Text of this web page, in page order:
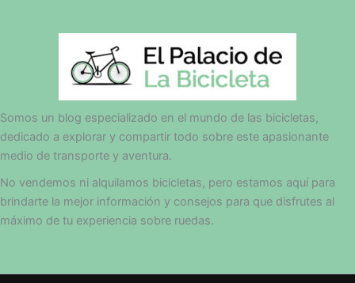
Somos un blog especializado en el mundo de las bicicletas,
dedicado a explorar y compartir todo sobre este apasionante
medio de transporte y aventura.
No vendemos ni alquilamos bicicletas, pero estamos aquí para
brindarte la mejor información y consejos para que disfrutes al
máximo de tu experiencia sobre ruedas.